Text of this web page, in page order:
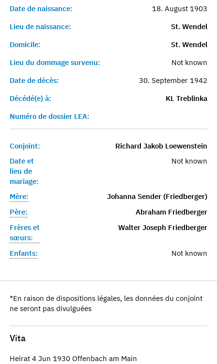
Date de naissance:
18. August 1903
Lieu de naissance:
St. Wendel
Domicile:
St. Wendel
Lieu du dommage survenu:
Not known
Date de décès:
30. September 1942
Décédé(e) à:
KL Treblinka
Numéro de dossier LEA:
Conjoint:
Richard Jakob Loewenstein
Date et
lieu de
mariage:
Not known
Mère:
Johanna Sender (Friedberger)
Père:
Abraham Friedberger
Frères et
sœurs:
Walter Joseph Friedberger
Enfants: Not known
*En raison de dispositions légales, les données du conjoint
ne seront pas divulguées
Vita
Heirat 4 Jun 1930 Offenbach am Main